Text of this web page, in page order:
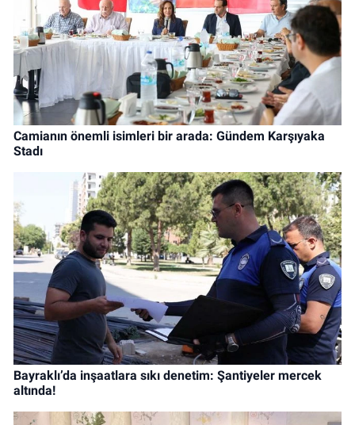
Camianın önemli isimleri bir arada: Gündem Karşıyaka
Stadı
Bayraklı’da inşaatlara sıkı denetim: Şantiyeler mercek
altında!